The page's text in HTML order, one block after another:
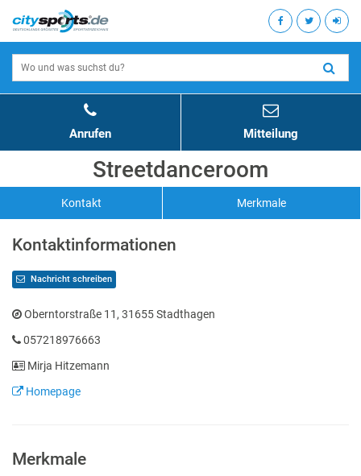
Anrufen Mitteilung
Streetdanceroom
Kontakt Merkmale
Kontaktinformationen
Nachricht schreiben
Oberntorstraße 11, 31655 Stadthagen
057218976663
Mirja Hitzemann
Homepage
Merkmale